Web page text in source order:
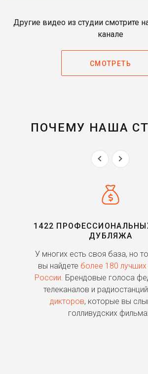
Другие видео из студии смотрите
канале
СМОТРЕТЬ
ПОЧЕМУ НАША
1422
ДУБЛЯЖА
У многих есть своя база, но
вы найдете более 180
России. Брендовые голоса
телеканалов и радиостанций.
дикторов, которые вы
голливудских